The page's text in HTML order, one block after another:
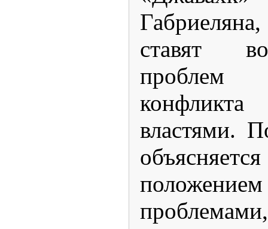
ставят
властями.